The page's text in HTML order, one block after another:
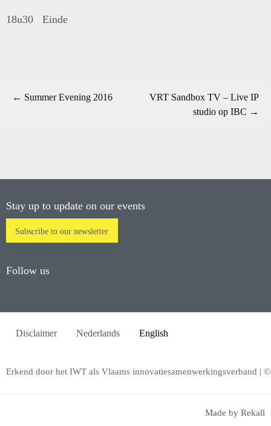
18u30 Einde
← Summer Evening 2016
VRT Sandbox TV – Live IP
studio op IBC →
Stay up to update on our events
Subscribe to our newsletter
Follow us
Disclaimer Nederlands English
Erkend door het IWT als Vlaams innovatiesamenwerkingsverband |
Made by Rekall